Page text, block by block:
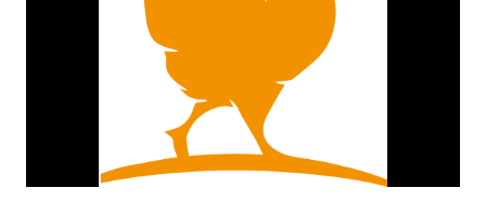
ميرقصد. ١٤- مرغ هاي مادر معلمان خوبي هستند. آن ها مي توانند به
جوجه هاي خود بياموزند چه چيزهايي براي خوردن خوب و يا بد است و
از بعضي دانه هايي كه رنگ هايشان را مي شناسند و براي آن ها بد
است دوري كنند. ١٥- بهترين دوست آن ها حمام خاك است. آن ها